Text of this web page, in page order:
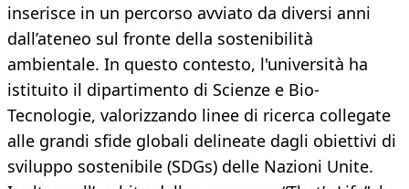
inserisce in un percorso avviato da diversi anni
dall’ateneo sul fronte della sostenibilità
ambientale. In questo contesto, l'università ha
istituito il dipartimento di Scienze e Bio-
Tecnologie, valorizzando linee di ricerca collegate
alle grandi sfide globali delineate dagli obiettivi di
sviluppo sostenibile (SDGs) delle Nazioni Unite.